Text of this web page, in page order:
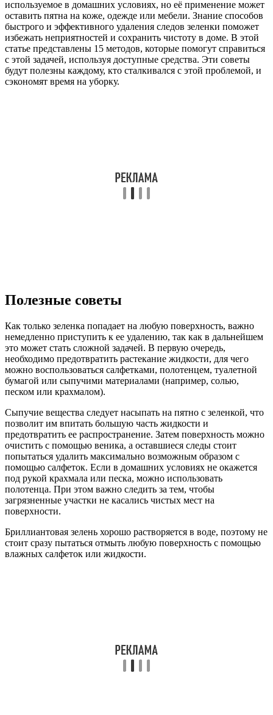
используемое в домашних условиях, но её применение может
оставить пятна на коже, одежде или мебели. Знание способов
быстрого и эффективного удаления следов зеленки поможет
избежать неприятностей и сохранить чистоту в доме. В этой
статье представлены 15 методов, которые помогут справиться
с этой задачей, используя доступные средства. Эти советы
будут полезны каждому, кто сталкивался с этой проблемой, и
сэкономят время на уборку.
Полезные советы
Как только зеленка попадает на любую поверхность, важно
немедленно приступить к ее удалению, так как в дальнейшем
это может стать сложной задачей. В первую очередь,
необходимо предотвратить растекание жидкости, для чего
можно воспользоваться салфетками, полотенцем, туалетной
бумагой или сыпучими материалами (например, солью,
песком или крахмалом).
Сыпучие вещества следует насыпать на пятно с зеленкой, что
позволит им впитать большую часть жидкости и
предотвратить ее распространение. Затем поверхность можно
очистить с помощью веника, а оставшиеся следы стоит
попытаться удалить максимально возможным образом с
помощью салфеток. Если в домашних условиях не окажется
под рукой крахмала или песка, можно использовать
полотенца. При этом важно следить за тем, чтобы
загрязненные участки не касались чистых мест на
поверхности.
Бриллиантовая зелень хорошо растворяется в воде, поэтому не
стоит сразу пытаться отмыть любую поверхность с помощью
влажных салфеток или жидкости.